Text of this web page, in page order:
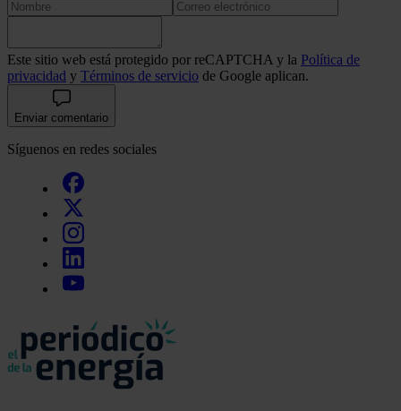
Este sitio web está protegido por reCAPTCHA y la Política de
privacidad y Términos de servicio de Google aplican.
Enviar comentario
Síguenos en redes sociales